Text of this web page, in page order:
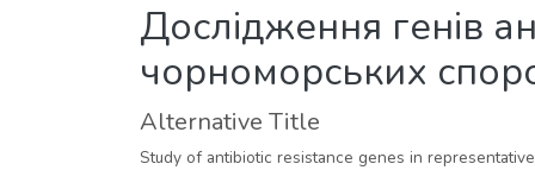
Дослідження генів
чорноморських
Alternative Title
Study of antibiotic resistance genes in